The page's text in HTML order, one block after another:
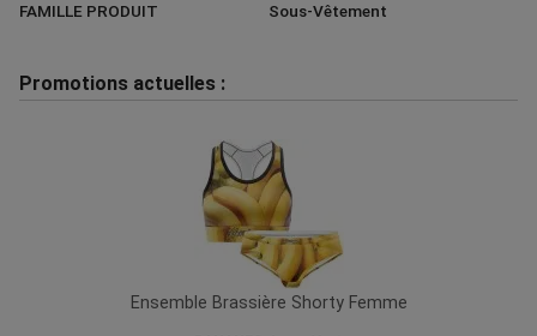
FAMILLE PRODUIT
Sous-Vêtement
Promotions actuelles :
Ensemble Brassière Shorty Femme